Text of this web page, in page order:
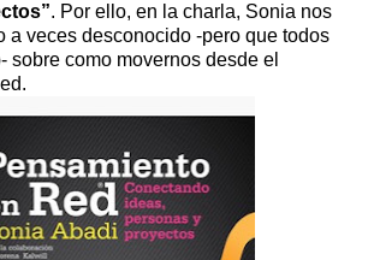
. Por ello, en la charla, Sonia nos
a veces desconocido -pero que todos
sobre como movernos desde el